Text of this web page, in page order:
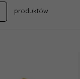
produktów